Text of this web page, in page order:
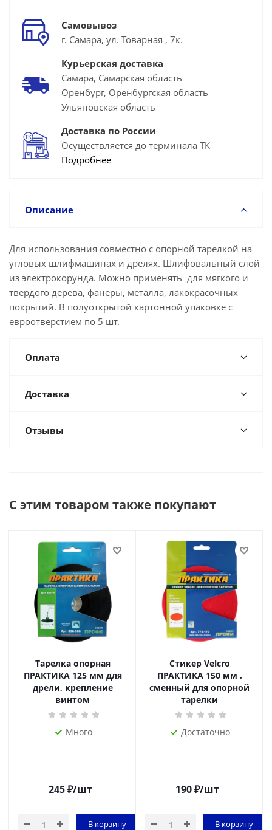
Самовывоз
г. Самара, ул. Товарная , 7к.
Курьерская доставка
Самара, Самарская область
Оренбург, Оренбургская область
Ульяновская область
Доставка по России
Осуществляется до терминала ТК
Подробнее
Описание
Для использования совместно с опорной тарелкой на
угловых шлифмашинах и дрелях. Шлифовальный слой
из электрокорунда. Можно применять для мягкого и
твердого дерева, фанеры, металла, лакокрасочных
покрытий. В полуоткрытой картонной упаковке с
евроотверстием по 5 шт.
Оплата
Доставка
Отзывы
С этим товаром также покупают
Тарелка опорная
ПРАКТИКА 125 мм для
дрели, крепление
винтом
Много
245₽/шт
В корзину
Стикер Velcro
ПРАКТИКА 150 мм ,
сменный для опорной
тарелки
Достаточно
190₽/шт
В корзину